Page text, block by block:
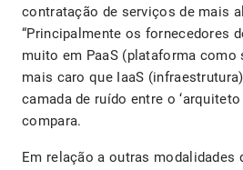
contratação de serviços de mais
“Principalmente os fornecedores
muito em PaaS (plataforma como
mais caro que IaaS
camada de ruído entre o ‘arquiteto
compara.
Em relação a outras modalidades